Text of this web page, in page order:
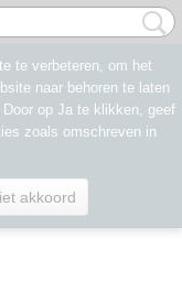
te verbeteren, om het
naar behoren te laten
op Ja te klikken, geef
zoals omschreven in
akkoord